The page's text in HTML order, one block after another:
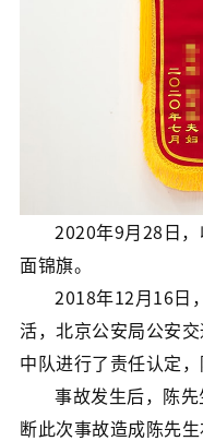
2020年9月28日
面锦旗。
2018年12月16日
活，北京公安局公安
中队进行了责任认定
事故发生后，陈
断此次事故造成陈先